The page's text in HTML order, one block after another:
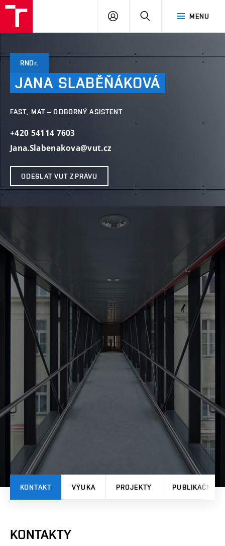
MENU
PŘIHLÁSIT
RNDr.
JANA SLABĚŇÁKOVÁ
FAST, MAT – ODBORNÝ ASISTENT
+420 54114 7603
Jana.Slabenakova@vut.cz
ODESLAT VUT ZPRÁVU
KONTAKT VÝUKA PROJEKTY PUBLIKAČNÍ
KONTAKTY